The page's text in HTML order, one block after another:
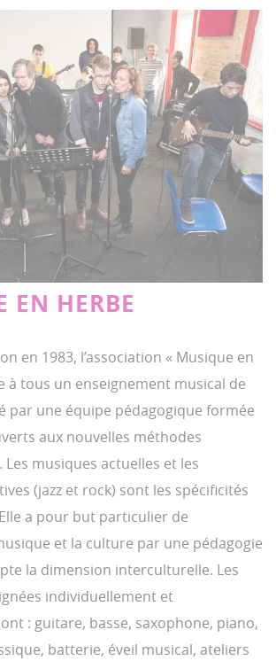
EN HERBE
en 1983, l’association « Musique en
à tous un enseignement musical de
par une équipe pédagogique formée
aux nouvelles méthodes
Les musiques actuelles et les
(jazz et rock) sont les spécificités
a pour but particulier de
et la culture par une pédagogie
la dimension interculturelle. Les
individuellement et
: guitare, basse, saxophone, piano,
batterie, éveil musical, ateliers